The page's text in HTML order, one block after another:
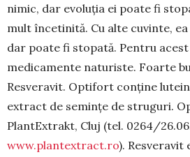
nimic, dar evoluția ei poate fi
mult încetinită. Cu alte cuvinte,
dar poate fi sto­pată. Pentru
medicamente natu­riste. Foarte
Resveravit. Optifort con­ține
extract de se­min­țe de stru­guri.
Plant­Extrakt, Cluj (tel. 0264/
www.plantextract.ro). Resve­ra­vit